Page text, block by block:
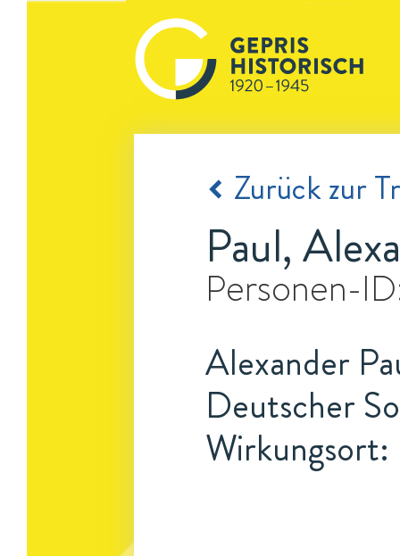
Zurück zur
Paul,
Personen-
Alexander
Deutscher